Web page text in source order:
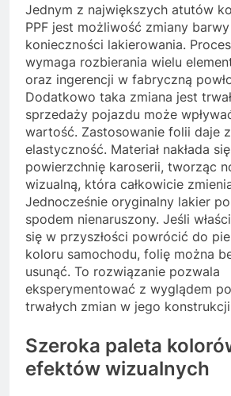
Jednym z największych atutów
PPF jest możliwość zmiany
konieczności lakierowania.
wymaga rozbierania wielu
oraz ingerencji w fabryczną
Dodatkowo taka zmiana jest
sprzedaży pojazdu może
wartość. Zastosowanie folii daje
elastyczność. Materiał nakłada
powierzchnię karoserii, tworząc
wizualną, która całkowicie
Jednocześnie oryginalny lakier
spodem nienaruszony. Jeśli
się w przyszłości powrócić do
koloru samochodu, folię można
usunąć. To rozwiązanie pozwala
eksperymentować z wyglądem
trwałych zmian w jego
Szeroka paleta
efektów wizualnych